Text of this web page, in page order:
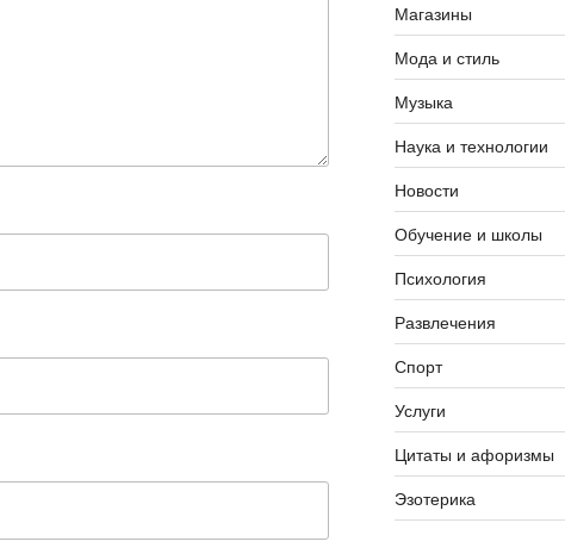
Магазины
Мода и стиль
Музыка
Наука и технологии
Новости
Обучение и школы
Психология
Развлечения
Спорт
Услуги
Цитаты и афоризмы
Эзотерика